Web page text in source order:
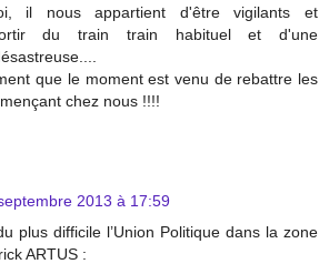
il nous appartient d'être vigilants et
du train train habituel et d'une
que le moment est venu de rebattre les
chez nous !!!!
2013 à 17:59
plus difficile l’Union Politique dans la zone
ARTUS :